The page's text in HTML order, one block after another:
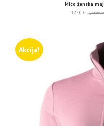
Mico ženska
127.00€ (956.88
Akcija!